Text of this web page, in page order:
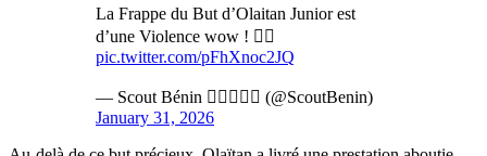
La Frappe du But d’Olaitan Junior est
d’une Violence wow ! 😵‍💫
pic.twitter.com/pFhXnoc2JQ
— Scout Bénin 🕵🏿‍♂️🇧🇯 (@ScoutBenin)
January 31, 2026